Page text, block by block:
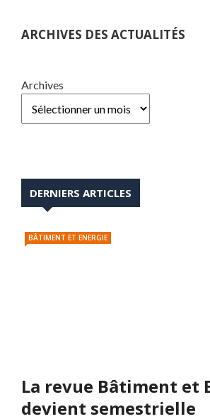
ARCHIVES DES ACTUALITÉS
Archives
DERNIERS ARTICLES
BÂTIMENT ET ENERGIE
La revue Bâtiment et
devient semestrielle